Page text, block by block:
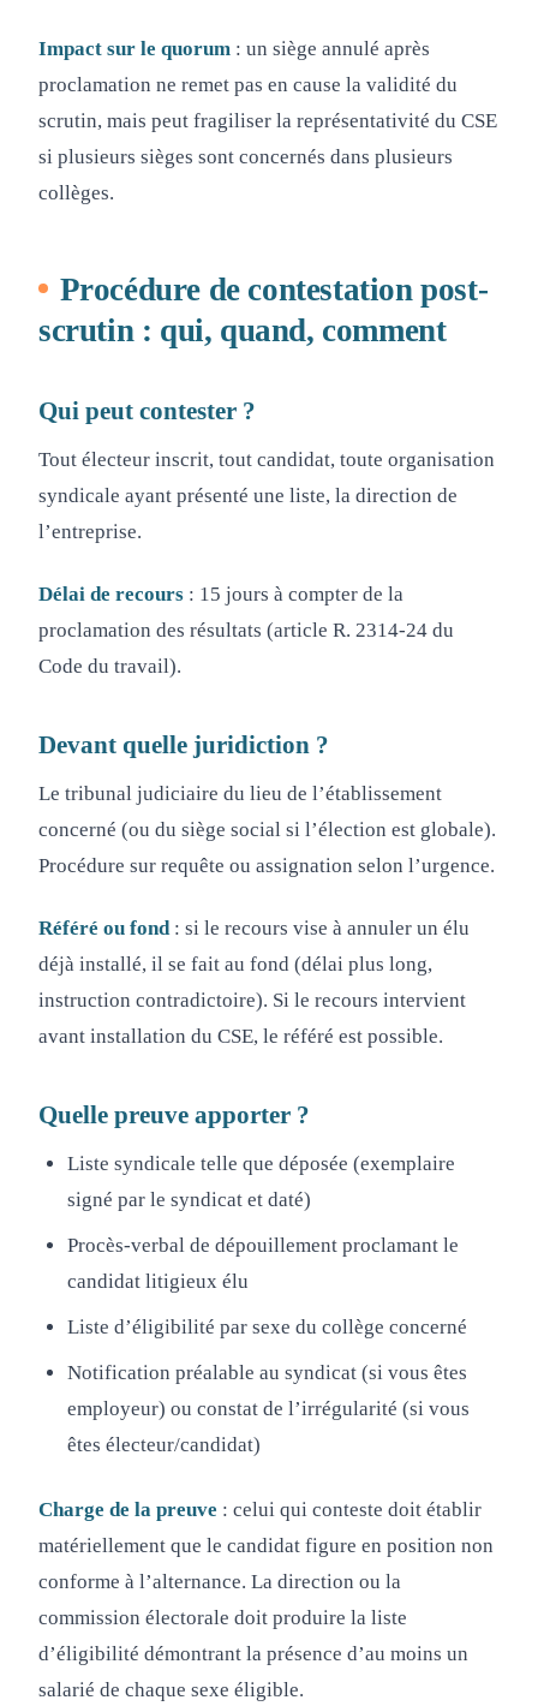
Impact sur le quorum : un siège annulé après
proclamation ne remet pas en cause la validité du
scrutin, mais peut fragiliser la représentativité du CSE
si plusieurs sièges sont concernés dans plusieurs
collèges.
Procédure de contestation post-
scrutin : qui, quand, comment
Qui peut contester ?
Tout électeur inscrit, tout candidat, toute organisation
syndicale ayant présenté une liste, la direction de
l’entreprise.
Délai de recours : 15 jours à compter de la
proclamation des résultats (article R. 2314-24 du
Code du travail).
Devant quelle juridiction ?
Le tribunal judiciaire du lieu de l’établissement
concerné (ou du siège social si l’élection est globale).
Procédure sur requête ou assignation selon l’urgence.
Référé ou fond: si le recours vise à annuler un élu
déjà installé, il se fait au fond (délai plus long,
instruction contradictoire). Si le recours intervient
avant installation du CSE, le référé est possible.
Quelle preuve apporter ?
Liste syndicale telle que déposée (exemplaire
signé par le syndicat et daté)
Procès-verbal de dépouillement proclamant le
candidat litigieux élu
Liste d’éligibilité par sexe du collège concerné
Notification préalable au syndicat (si vous êtes
employeur) ou constat de l’irrégularité (si vous
êtes électeur/candidat)
Charge de la preuve : celui qui conteste doit établir
matériellement que le candidat figure en position non
conforme à l’alternance. La direction ou la
commission électorale doit produire la liste
d’éligibilité démontrant la présence d’au moins un
salarié de chaque sexe éligible.